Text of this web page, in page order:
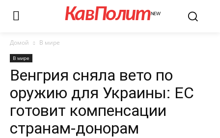
КавПолитNEW
Домой В мире
В мире
Венгрия сняла вето по
оружию для Украины: ЕС
готовит компенсации
странам-донорам